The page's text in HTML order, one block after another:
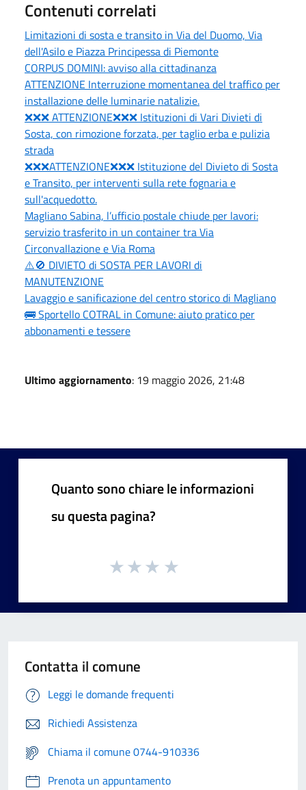
Contenuti correlati
Limitazioni di sosta e transito in Via del Duomo, Via
dell'Asilo e Piazza Principessa di Piemonte
CORPUS DOMINI: avviso alla cittadinanza
ATTENZIONE Interruzione momentanea del traffico per
installazione delle luminarie natalizie.
❌❌❌ ATTENZIONE❌❌❌ Istituzioni di Vari Divieti di
Sosta, con rimozione forzata, per taglio erba e pulizia
strada
❌❌❌ATTENZIONE❌❌❌ Istituzione del Divieto di Sosta
e Transito, per interventi sulla rete fognaria e
sull'acquedotto.
Magliano Sabina, l’ufficio postale chiude per lavori:
servizio trasferito in un container tra Via
Circonvallazione e Via Roma
⚠️🚫 DIVIETO di SOSTA PER LAVORI di
MANUTENZIONE
Lavaggio e sanificazione del centro storico di Magliano
🚌 Sportello COTRAL in Comune: aiuto pratico per
abbonamenti e tessere
Ultimo aggiornamento: 19 maggio 2026, 21:48
Quanto sono chiare le informazioni
su questa pagina?
Contatta il comune
Leggi le domande frequenti
Richiedi Assistenza
Chiama il comune 0744-910336
Prenota un appuntamento